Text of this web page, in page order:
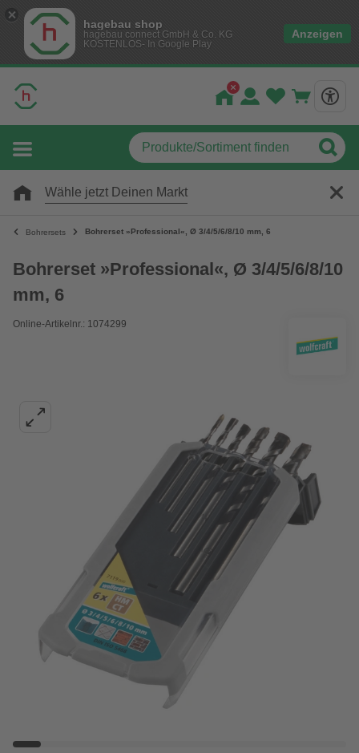
hagebau shop
hagebau connect GmbH & Co. KG
KOSTENLOS- In Google Play
Anzeigen
Wähle jetzt Deinen Markt
Bohrersets Bohrerset »Professional«, Ø 3/4/5/6/8/10 mm, 6
Bohrerset »Professional«, Ø 3/4/5/6/8/10
mm, 6
Online-Artikelnr.: 1074299